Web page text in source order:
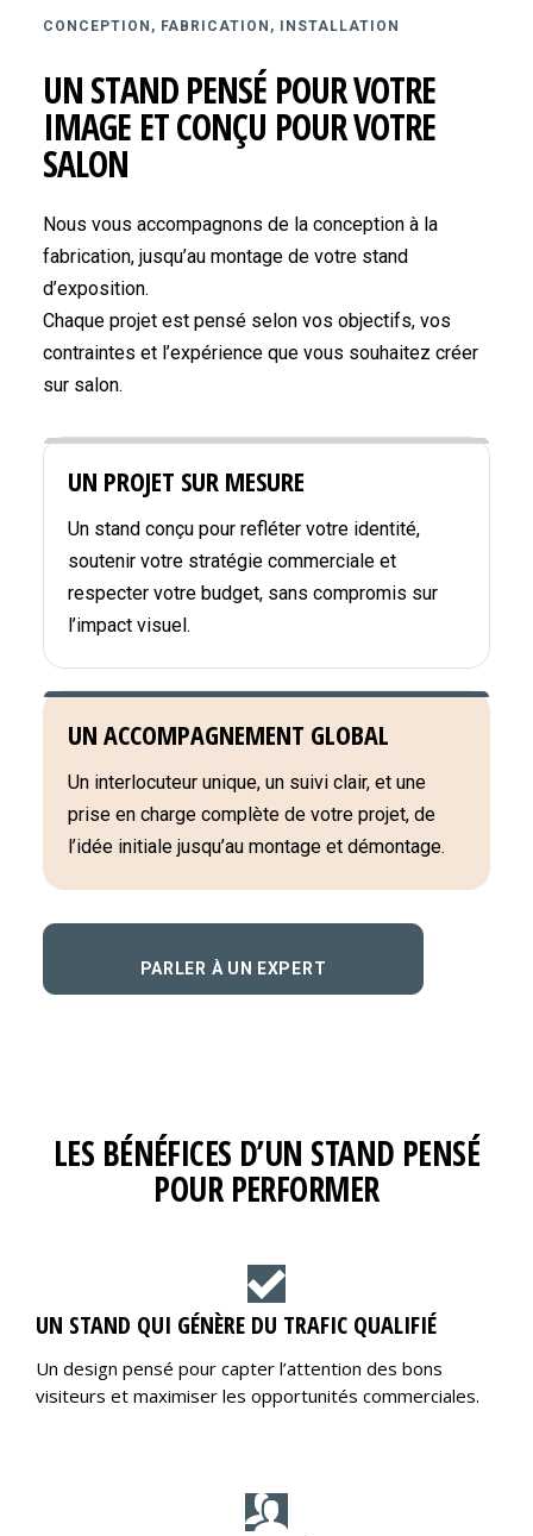
CONCEPTION, FABRICATION, INSTALLATION
UN STAND PENSÉ POUR VOTRE
IMAGE ET CONÇU POUR VOTRE
SALON
Nous vous accompagnons de la conception à la
fabrication, jusqu’au montage de votre stand
d’exposition.
Chaque projet est pensé selon vos objectifs, vos
contraintes et l’expérience que vous souhaitez créer
sur salon.
UN PROJET SUR MESURE
Un stand conçu pour refléter votre identité,
soutenir votre stratégie commerciale et
respecter votre budget, sans compromis sur
l’impact visuel.
UN ACCOMPAGNEMENT GLOBAL
Un interlocuteur unique, un suivi clair, et une
prise en charge complète de votre projet, de
l’idée initiale jusqu’au montage et démontage.
PARLER À UN EXPERT
LES BÉNÉFICES D’UN STAND PENSÉ
POUR PERFORMER
UN STAND QUI GÉNÈRE DU TRAFIC QUALIFIÉ
Un design pensé pour capter l’attention des bons
visiteurs et maximiser les opportunités commerciales.